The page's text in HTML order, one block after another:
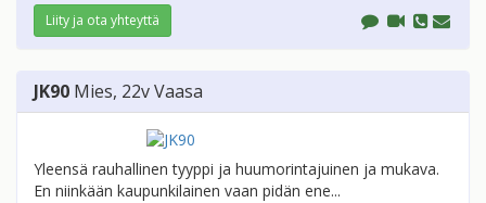
Liity ja ota yhteyttä
JK90 Mies, 22vVaasa
Yleensä rauhallinen tyyppi ja huumorintajuinen ja mukava.
En niinkään kaupunkilainen vaan pidän ene...